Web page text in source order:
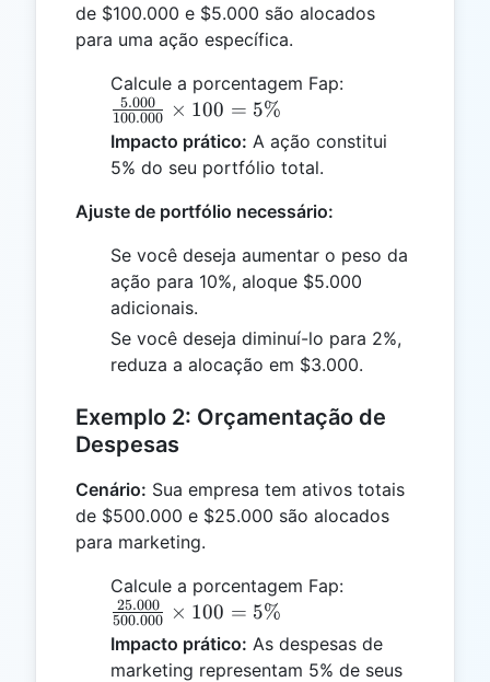
de $100.000 e $5.000 são alocados
para uma ação específica.
Calcule a porcentagem Fap:
\times 100
= 5\%
100.000
5.000 × 100 = 5%
Impacto prático: A ação constitui
5% do seu portfólio total.
Ajuste de portfólio necessário:
Se você deseja aumentar o peso da
ação para 10%, aloque $5.000
adicionais.
Se você deseja diminuí-lo para 2%,
reduza a alocação em $3.000.
Exemplo 2: Orçamentação de
Despesas
Cenário: Sua empresa tem ativos totais
de $500.000 e $25.000 são alocados
para marketing.
Calcule a porcentagem Fap:
\times 100 =
5\%
500.000
25.000 × 100 = 5%
Impacto prático: As despesas de
marketing representam 5% de seus